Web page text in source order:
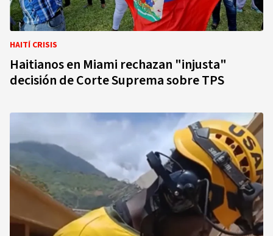
HAITÍ CRISIS
Haitianos en Miami rechazan "injusta"
decisión de Corte Suprema sobre TPS